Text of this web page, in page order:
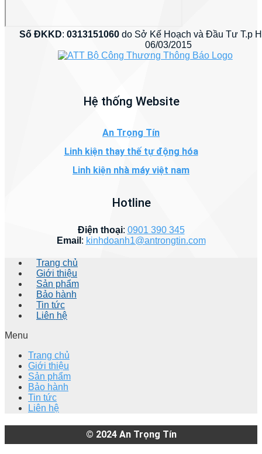
Số ĐKKD:0313151060 do Sở Kế Hoạch và Đầu Tư T.p
06/03/2015
Hệ thống Website
An Trọng Tín
Linh kiện thay thế tự động hóa
Linh kiện nhà máy việt nam
Hotline
Điện thoại: 0901 390 345
Email : kinhdoanh1@antrongtin.com
Trang chủ
Giới thiệu
Sản phẩm
Bảo hành
Tin tức
Liên hệ
Menu
Trang chủ
Giới thiệu
Sản phẩm
Bảo hành
Tin tức
Liên hệ
© 2024 An Trọng Tín